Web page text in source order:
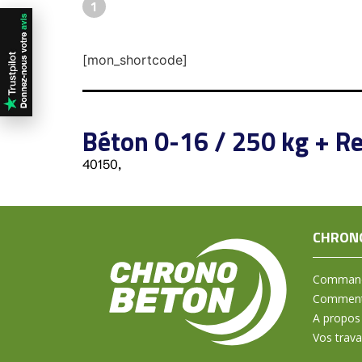
1
[mon_shortcode]
Béton 0-16 / 250 kg +
40150,
A propos
Vos